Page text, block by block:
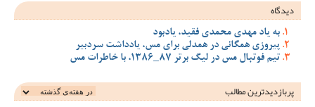
دیدگاه
به یاد مهدی محمدی فقید، یادبود
پیروزی همگانی در همدلی برای مس، یادداشت سردبیر
تیم فوتبال مس در لیگ برتر 87_1386، با خاطرات مس
پربازدیدترین‌ مطالب